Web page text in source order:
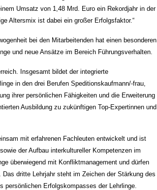
Umsatz von 1,48 Mrd. Euro ein Rekordjahr in der
Altersmix ist dabei ein großer Erfolgsfaktor.“
bei den Mitarbeitenden hat einen besonderen
und neue Ansätze im Bereich Führungsverhalten.
Insgesamt bildet der integrierte
in den drei Berufen Speditionskaufmann/-frau,
ihrer persönlichen Fähigkeiten und die Erweiterung
Ausbildung zu zukünftigen Top-Expertinnen und
mit erfahrenen Fachleuten entwickelt und ist
der Aufbau interkultureller Kompetenzen im
überwiegend mit Konfliktmanagement und dürfen
dritte Lehrjahr steht im Zeichen der Stärkung des
persönlichen Erfolgskompasses der Lehrlinge.